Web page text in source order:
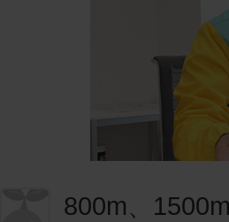
800m、